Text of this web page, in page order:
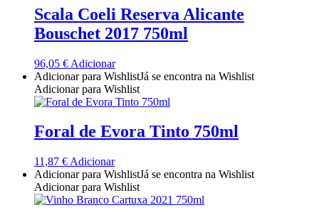
Quinta do Pessegueiro - Douro
Quinta do Piloto
Quinta Do Regueiro - Região Vinhos Verdes
Quinta Do Rogel Algarve
Quinta do Sobreiró Trás-os -Montes
Quinta Do Ventozelo - Douro
Quinta Dos Termos - Beira Interior
Scala Coeli Reserva Alicante
Bouschet 2017 750ml
96,05 € Adicionar
Adicionar para WishlistJá se encontra na Wishlist
Adicionar para Wishlist
Foral de Evora Tinto 750ml
11,87 € Adicionar
Adicionar para WishlistJá se encontra na Wishlist
Adicionar para Wishlist